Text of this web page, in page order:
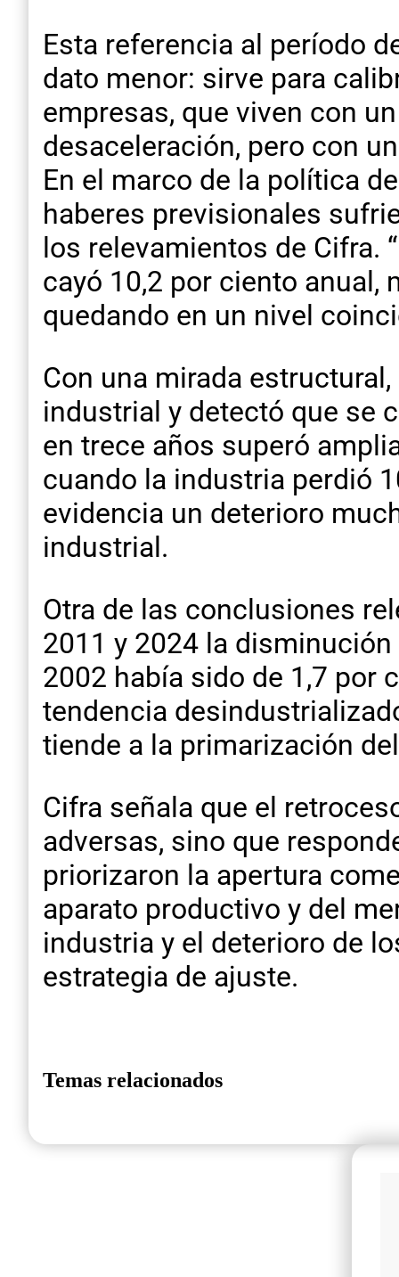
Esta referencia al período
dato menor: sirve para
empresas, que viven con
desaceleración, pero con
En el marco de la política
haberes previsionales
los relevamientos de Cifra.
cayó 10,2 por ciento anual,
quedando en un nivel
Con una mirada
industrial y detectó que se
en trece años superó
cuando la industria perdió
evidencia un deterioro
industrial.
Otra de las conclusiones
2011 y 2024 la
2002 había sido de 1,7 por
tendencia
tiende a la primarización
Cifra señala que el
adversas, sino que
priorizaron la apertura
aparato productivo y del
industria y el deterioro de
estrategia de ajuste.
Temas relacionados